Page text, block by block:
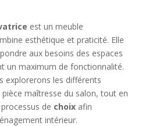
est un meuble
esthétique et praticité. Elle
aux besoins des espaces
un maximum de fonctionnalité.
explorerons les différents
maîtresse du salon, tout en
de choixafin
intérieur.